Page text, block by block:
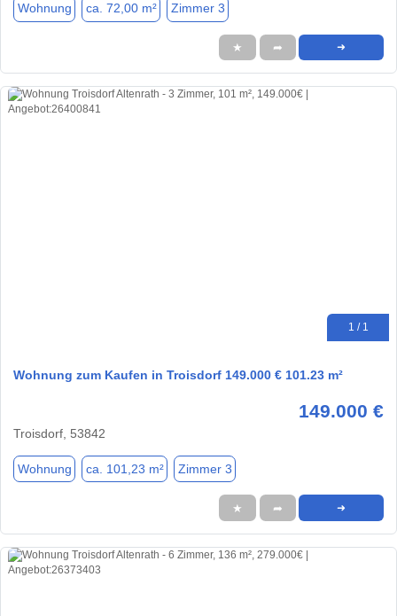
Wohnung ca. 72,00 m² Zimmer 3
★ ➦ ➜
1 / 1
Wohnung zum Kaufen in Troisdorf 149.000 € 101.23 m²
149.000 €
Troisdorf, 53842
Wohnung ca. 101,23 m² Zimmer 3
★ ➦ ➜